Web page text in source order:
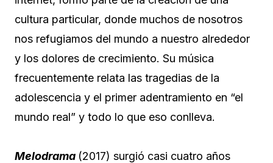
cultura particular, donde muchos de nosotros
nos refugiamos del mundo a nuestro alrededor
y los dolores de crecimiento. Su música
frecuentemente relata las tragedias de la
adolescencia y el primer adentramiento en “el
mundo real” y todo lo que eso conlleva.
Melodrama (2017) surgió casi cuatro años